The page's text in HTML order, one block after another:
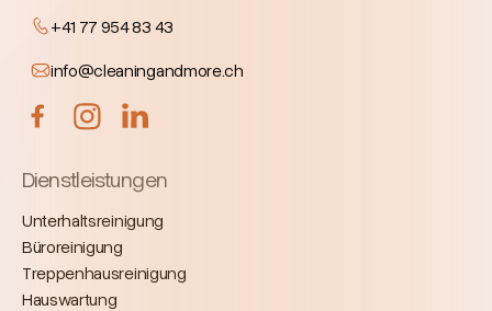
+41 77 954 83 43
info@cleaningandmore.ch
Dienstleistungen
Unterhaltsreinigung
Büroreinigung
Treppenhausreinigung
Hauswartung